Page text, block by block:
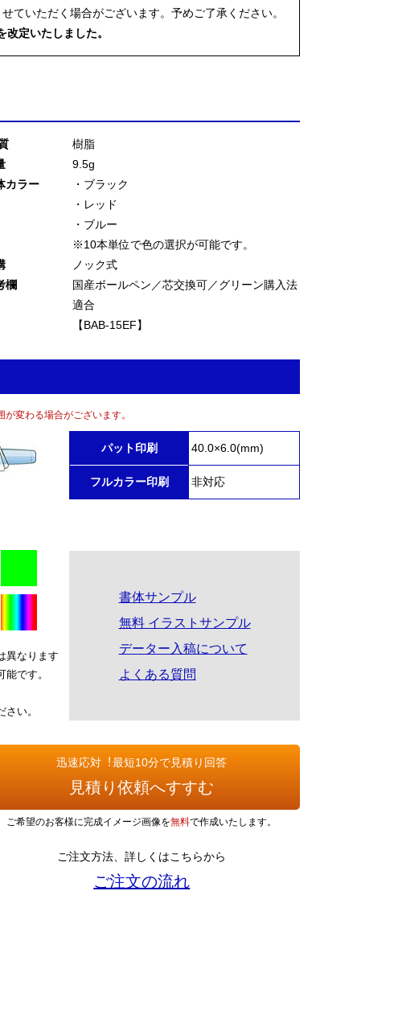
ていただく場合がございます。予めご了承ください。
定いたしました。
樹脂
9.5g
カラー
・ブラック
・レッド
・ブルー
※10本単位で色の選択が可能です。
ノック式
欄
国産ボールペン／芯交換可／グリーン購入法
適合
【BAB-15EF】
変わる場合がございます。
パット印刷 40.0×6.0(mm)
フルカラー印刷 非対応
異なります
です。
い。
書体サンプル
無料 イラストサンプル
データー入稿について
よくある質問
迅速応対︕最短10分で見積り回答
見積り依頼へすすむ
ご希望のお客様に完成イメージ画像を無料で作成いたします。
ご注文方法、詳しくはこちらから
ご注文の流れ